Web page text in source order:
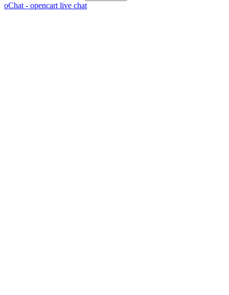
oChat - opencart live chat